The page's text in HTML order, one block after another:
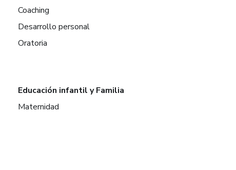
Coaching
Desarrollo personal
Oratoria
Educación infantil y Familia
Maternidad